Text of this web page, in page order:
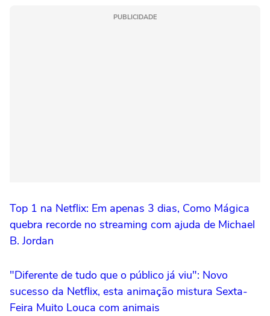
PUBLICIDADE
Top 1 na Netflix: Em apenas 3 dias, Como Mágica
quebra recorde no streaming com ajuda de Michael
B. Jordan
"Diferente de tudo que o público já viu": Novo
sucesso da Netflix, esta animação mistura Sexta-
Feira Muito Louca com animais